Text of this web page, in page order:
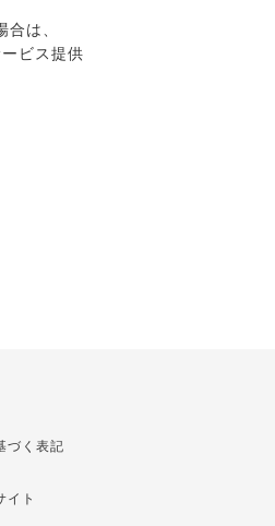
は、
ビス提供
づく表記
イト